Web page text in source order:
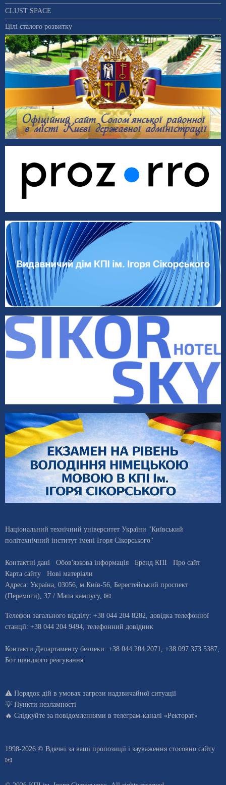
CLUST SPACE
Цілі сталого розвитку
Національний технічний університет України "Київський
політехнічний інститут імені Ігоря Сікорського"
Контактні дані Обов'язкова інформація Бренд КПІ
Про сайт
Карта сайту
Нові матеріали
Адреса: Україна 03056 , м. Київ-56, Берестейський проспект
(Перемоги), 37 / Мапа кампусу, 📧
Телефон загального відділу: +38 044 204 8282 , довiдка телефонної
станцiї: +38 044 204 9494 телефонний довідник
Контакти Департаменту безпеки: +38 044 204 2071, +38 097 373 5387,
Бот швидкого реагування
⚠️ Порядок дій в умовах загрози надзвичайної ситуації
💡 Пункти незламності
🔥 Слідкуйте за повідомленнями в телеграм-каналі «Ректорат»
1998-2026 © Вдячні за ваші пропозиції і зауваження стосовно сайту
📧